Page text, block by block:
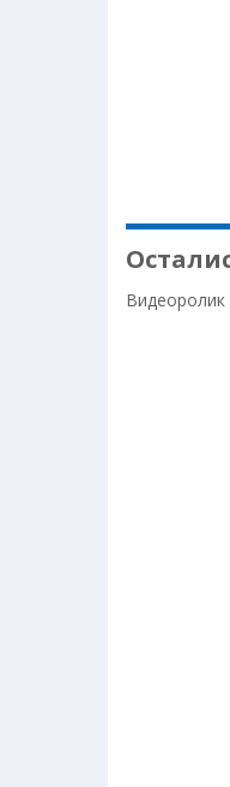
Видеоролик